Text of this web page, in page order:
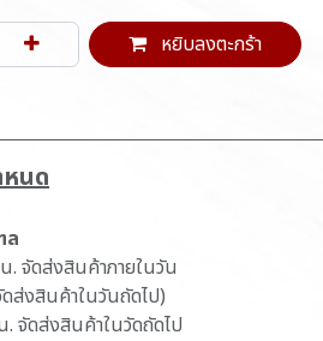
หยิบลงตะกร้า
หนด
ล
. จัดส่งสินค้าภายในวัน
ส่งสินค้าในวันถัดไป)
. จัดส่งสินค้าในวัดถัดไป